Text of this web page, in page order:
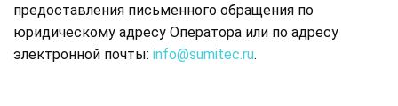
предоставления письменного обращения по
юридическому адресу Оператора или по адресу
электронной почты: info@sumitec.ru.